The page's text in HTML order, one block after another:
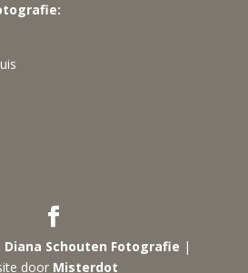
Diana Schouten Fotografie |
door Misterdot